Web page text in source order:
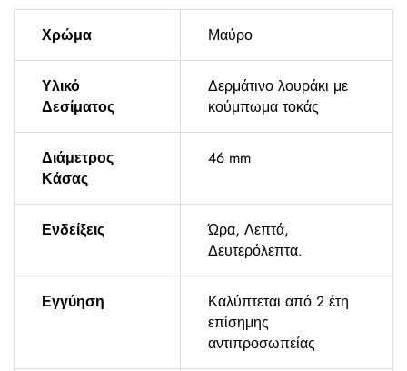
Χρώμα Μαύρο
Υλικό
Δεσίματος
Δερμάτινο λουράκι με
κούμπωμα τοκάς
Διάμετρος
Κάσας
46 mm
Ενδείξεις
Ώρα, Λεπτά,
Δευτερόλεπτα.
Εγγύηση
Καλύπτεται από 2 έτη
επίσημης
αντιπροσωπείας